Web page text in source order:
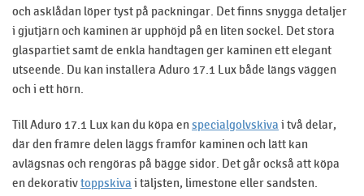
och asklådan löper tyst på packningar. Det finns snygga detaljer
i gjutjärn och kaminen är upphöjd på en liten sockel. Det stora
glaspartiet samt de enkla handtagen ger kaminen ett elegant
utseende. Du kan installera Aduro 17.1 Lux både längs väggen
och i ett hörn.
Till Aduro 17.1 Lux kan du köpa enspecialgolvskiva i två delar,
där den främre delen läggs framför kaminen och lätt kan
avlägsnas och rengöras på bägge sidor. Det går också att köpa
en dekorativtoppskiva i täljsten, limestone eller sandsten.